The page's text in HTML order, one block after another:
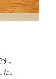
。
。